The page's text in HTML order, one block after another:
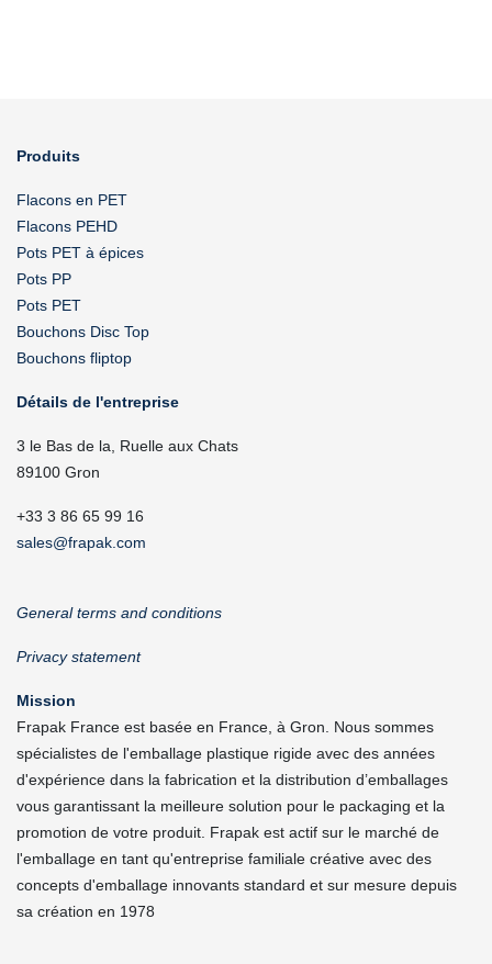
Produits
Flacons en PET
Flacons PEHD
Pots PET à épices
Pots PP
Pots PET
Bouchons Disc Top
Bouchons fliptop
Détails de l'entreprise
3 le Bas de la, Ruelle aux Chats
89100 Gron
+33 3 86 65 99 16
sales@frapak.com
General terms and conditions
Privacy statement
Mission
Frapak France est basée en France, à Gron. Nous sommes
spécialistes de l'emballage plastique rigide avec des années
d'expérience dans la fabrication et la distribution d’emballages
vous garantissant la meilleure solution pour le packaging et la
promotion de votre produit. Frapak est actif sur le marché de
l'emballage en tant qu'entreprise familiale créative avec des
concepts d'emballage innovants standard et sur mesure depuis
sa création en 1978